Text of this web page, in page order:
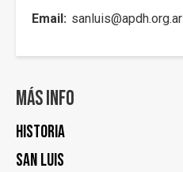
Email sanluis@apdh.org.ar
Más info
Historia
San Luis